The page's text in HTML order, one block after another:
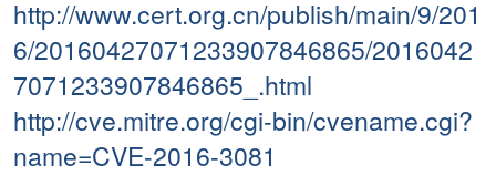
http://www.cert.org.cn/publish/main/9/201
6/20160427071233907846865/2016042
7071233907846865_.html
http://cve.mitre.org/cgi-bin/cvename.cgi?
name=CVE-2016-3081